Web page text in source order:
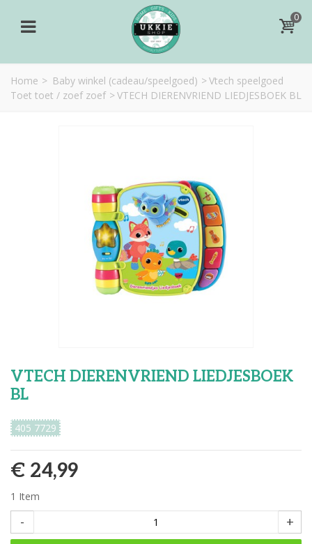
0
Home > Baby winkel (cadeau/speelgoed) > Vtech speelgoed
Toet toet / zoef zoef > VTECH DIERENVRIEND LIEDJESBOEK BL
VTECH DIERENVRIEND LIEDJESBOEK
BL
405 7729
€ 24,99
1 Item
- +